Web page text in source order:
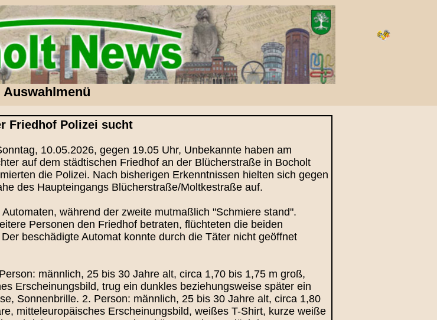
Auswahlmenü
Friedhof Polizei sucht
10.05.2026, gegen 19.05 Uhr, Unbekannte haben am
auf dem städtischen Friedhof an der Blücherstraße in Bocholt
die Polizei. Nach bisherigen Erkenntnissen hielten sich gegen
des Haupteingangs Blücherstraße/Moltkestraße auf.
während der zweite mutmaßlich "Schmiere stand".
Personen den Friedhof betraten, flüchteten die beiden
beschädigte Automat konnte durch die Täter nicht geöffnet
männlich, 25 bis 30 Jahre alt, circa 1,70 bis 1,75 m groß,
Erscheinungsbild, trug ein dunkles beziehungsweise später ein
Sonnenbrille. 2. Person: männlich, 25 bis 30 Jahre alt, circa 1,80
mitteleuropäisches Erscheinungsbild, weißes T-Shirt, kurze weiße